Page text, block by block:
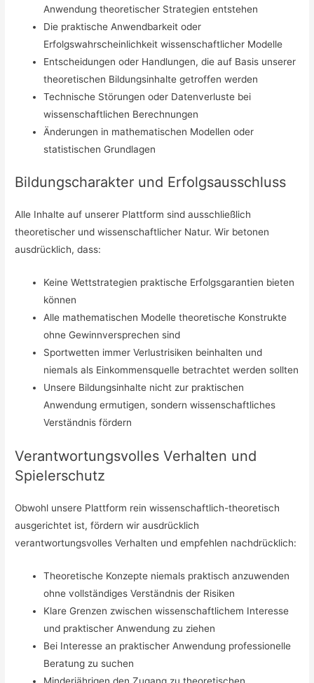
Anwendung theoretischer Strategien entstehen
Die praktische Anwendbarkeit oder
Erfolgswahrscheinlichkeit wissenschaftlicher Modelle
Entscheidungen oder Handlungen, die auf Basis unserer
theoretischen Bildungsinhalte getroffen werden
Technische Störungen oder Datenverluste bei
wissenschaftlichen Berechnungen
Änderungen in mathematischen Modellen oder
statistischen Grundlagen
Bildungscharakter und Erfolgsausschluss
Alle Inhalte auf unserer Plattform sind ausschließlich
theoretischer und wissenschaftlicher Natur. Wir betonen
ausdrücklich, dass:
Keine Wettstrategien praktische Erfolgsgarantien bieten
können
Alle mathematischen Modelle theoretische Konstrukte
ohne Gewinnversprechen sind
Sportwetten immer Verlustrisiken beinhalten und
niemals als Einkommensquelle betrachtet werden sollten
Unsere Bildungsinhalte nicht zur praktischen
Anwendung ermutigen, sondern wissenschaftliches
Verständnis fördern
Verantwortungsvolles Verhalten und
Spielerschutz
Obwohl unsere Plattform rein wissenschaftlich-theoretisch
ausgerichtet ist, fördern wir ausdrücklich
verantwortungsvolles Verhalten und empfehlen nachdrücklich:
Theoretische Konzepte niemals praktisch anzuwenden
ohne vollständiges Verständnis der Risiken
Klare Grenzen zwischen wissenschaftlichem Interesse
und praktischer Anwendung zu ziehen
Bei Interesse an praktischer Anwendung professionelle
Beratung zu suchen
Minderjährigen den Zugang zu theoretischen